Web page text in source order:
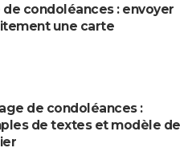
de condoléances : envoyer
une carte
de condoléances :
de textes et modèle de